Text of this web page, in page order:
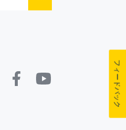
フィードバック